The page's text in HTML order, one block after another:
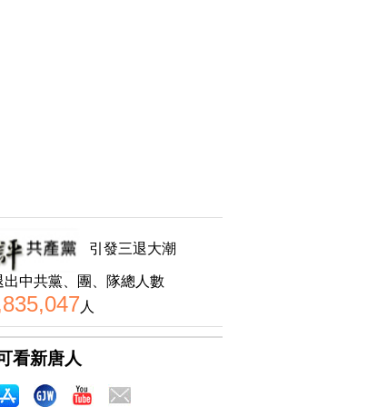
引發三退大潮
出中共黨、團、隊總人數
人
看新唐人